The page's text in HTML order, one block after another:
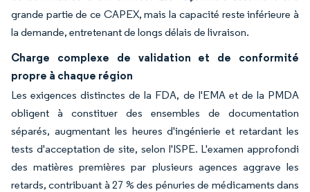
grande partie de ce CAPEX, mais la capacité reste inférieure à
la demande, entretenant de longs délais de livraison.
Charge complexe de validation et de conformité
propre à chaque région
Les exigences distinctes de la FDA, de l'EMA et de la PMDA
obligent à constituer des ensembles de documentation
séparés, augmentant les heures d'ingénierie et retardant les
tests d'acceptation de site, selon l'ISPE. L'examen approfondi
des matières premières par plusieurs agences aggrave les
retards, contribuant à 27 % des pénuries de médicaments dans